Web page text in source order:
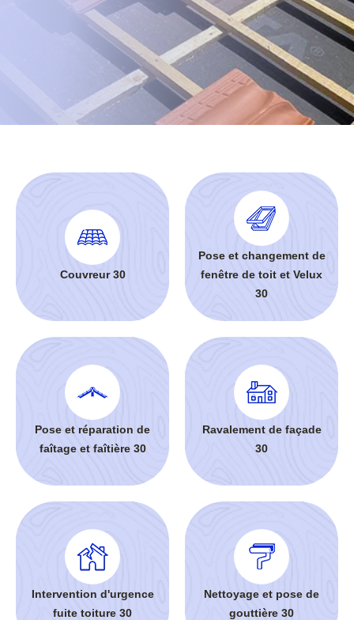
Couvreur 30
Pose et changement de
fenêtre de toit et Velux
30
Pose et réparation de
faîtage et faîtière 30
Ravalement de façade
30
Intervention d'urgence
fuite toiture 30
Nettoyage et pose de
gouttière 30